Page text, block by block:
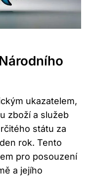
ukazatelem,
zboží a služeb
státu za
rok. Tento
pro posouzení
a jejího